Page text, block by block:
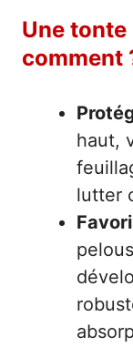
Une
comment
haut,
lutter